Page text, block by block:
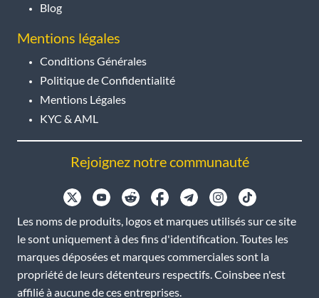
Blog
Mentions légales
Conditions Générales
Politique de Confidentialité
Mentions Légales
KYC & AML
Rejoignez notre communauté
Les noms de produits, logos et marques utilisés sur ce site
le sont uniquement à des fins d'identification. Toutes les
marques déposées et marques commerciales sont la
propriété de leurs détenteurs respectifs. Coinsbee n'est
affilié à aucune de ces entreprises.